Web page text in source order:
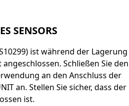
SENSORS
ist während der Lagerung
Schließen Sie den
an den Anschluss der
an. Stellen Sie sicher, dass der
ist.